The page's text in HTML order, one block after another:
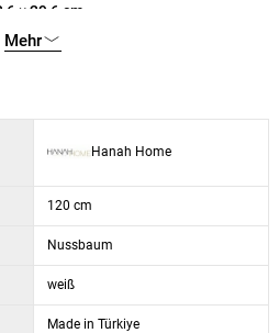
× 29,6 cm
Mehr
Hanah Home
120 cm
Nussbaum
weiß
Made in Türkiye